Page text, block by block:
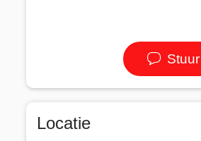
Locatie